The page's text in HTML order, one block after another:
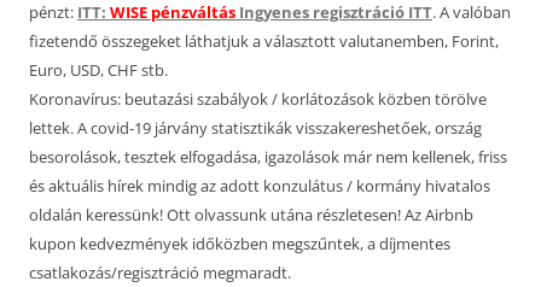
pénzt: ITT: WISE pénzváltás Ingyenes regisztráció ITT. A valóban
fizetendő összegeket láthatjuk a választott valutanemben, Forint,
Euro, USD, CHF stb.
Koronavírus: beutazási szabályok / korlátozások közben törölve
lettek. A covid-19 járvány statisztikák visszakereshetőek, ország
besorolások, tesztek elfogadása, igazolások már nem kellenek, friss
és aktuális hírek mindig az adott konzulátus / kormány hivatalos
oldalán keressünk! Ott olvassunk utána részletesen! Az Airbnb
kupon kedvezmények időközben megszűntek, a díjmentes
csatlakozás/regisztráció megmaradt.